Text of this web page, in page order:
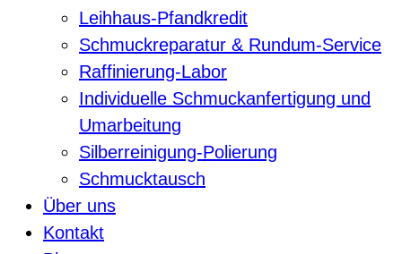
Leihhaus-Pfandkredit
Schmuckreparatur & Rundum-Service
Raffinierung-Labor
Individuelle Schmuckanfertigung und
Umarbeitung
Silberreinigung-Polierung
Schmucktausch
Über uns
Kontakt